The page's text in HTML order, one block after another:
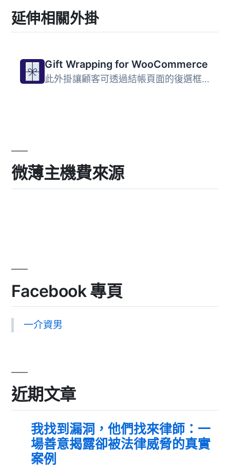
延伸相關外掛
Gift Wrapping for WooCommerce
此外掛讓顧客可透過結帳頁面的復選框勾選訂單的禮品包裝。 重...
微薄主機費來源
Facebook 專頁
一介資男
近期文章
我找到漏洞，他們找來律師：一
場善意揭露卻被法律威脅的真實
案例